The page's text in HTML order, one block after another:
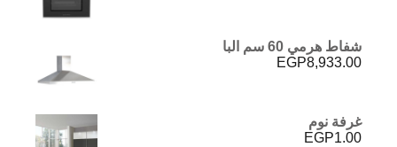
شفاط هرمي 60 سم البا
EGP8,933.00
غرفة نوم
EGP1.00